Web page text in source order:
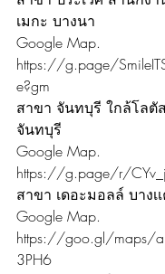
เมกะ บางนา
Google Map.
https://g.page/
e?gm
สาขา จันทบุรี ใกล้โลตั
จันทบุรี
Google Map.
https://g.page/r/
สาขา เดอะมอลล์ บางเ
Google Map.
https://goo.gl/maps/
3PH6